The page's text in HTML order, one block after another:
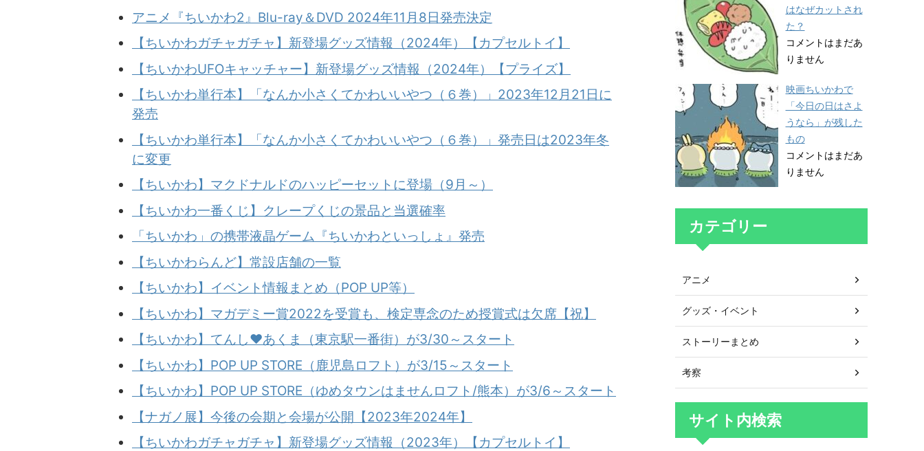
アニメ『ちいかわ2』Blu-ray＆DVD 2024年11月8日発売決定
【ちいかわガチャガチャ】新登場グッズ情報（2024年）【カプセルトイ】
【ちいかわUFOキャッチャー】新登場グッズ情報（2024年）【プライズ】
【ちいかわ単行本】「なんか小さくてかわいいやつ（６巻）」2023年12月21日に
発売
【ちいかわ単行本】「なんか小さくてかわいいやつ（６巻）」発売日は2023年冬
に変更
【ちいかわ】マクドナルドのハッピーセットに登場（9月～）
【ちいかわ一番くじ】クレープくじの景品と当選確率
「ちいかわ」の携帯液晶ゲーム『ちいかわといっしょ』発売
【ちいかわらんど】常設店舗の一覧
【ちいかわ】イベント情報まとめ（POP UP等）
【ちいかわ】マガデミー賞2022を受賞も、検定専念のため授賞式は欠席【祝】
【ちいかわ】てんし♥あくま（東京駅一番街）が3/30～スタート
【ちいかわ】POP UP STORE（鹿児島ロフト）が3/15～スタート
【ちいかわ】POP UP STORE（ゆめタウンはませんロフト/熊本）が3/6～スタート
【ナガノ展】今後の会期と会場が公開【2023年2024年】
【ちいかわガチャガチャ】新登場グッズ情報（2023年）【カプセルトイ】
はなぜカットされ
た？
コメントはまだあ
りません
映画ちいかわで
「今日の日はさよ
うなら」が残した
もの
コメントはまだあ
りません
カテゴリー
アニメ
グッズ・イベント
ストーリーまとめ
考察
サイト内検索